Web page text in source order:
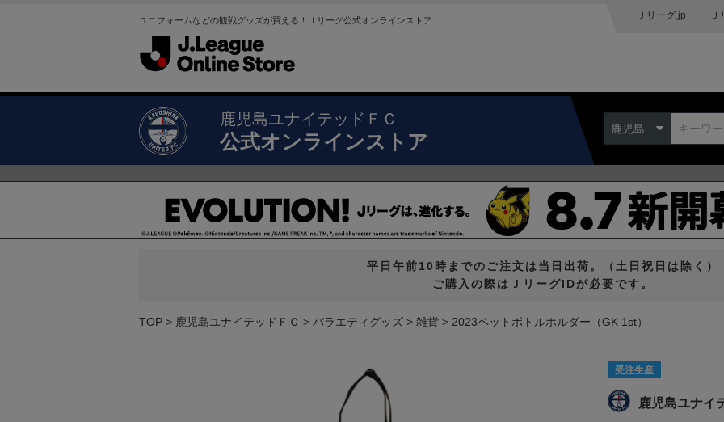
ユニフォームなどの観戦グッズが買える！Ｊリーグ公式オンラインストア Ｊリーグ.jp
鹿児島ユナイテッドＦＣ
公式オンラインストア
鹿児島
平日午前10時までのご注文は当日出荷。（土日祝日は除く）
ご購入の際はＪリーグIDが必要です。
TOP 鹿児島ユナイテッドＦＣ バラエティグッズ 雑貨 2023ペットボトルホルダー（GK 1st）
受注生産
鹿児島ユナイ